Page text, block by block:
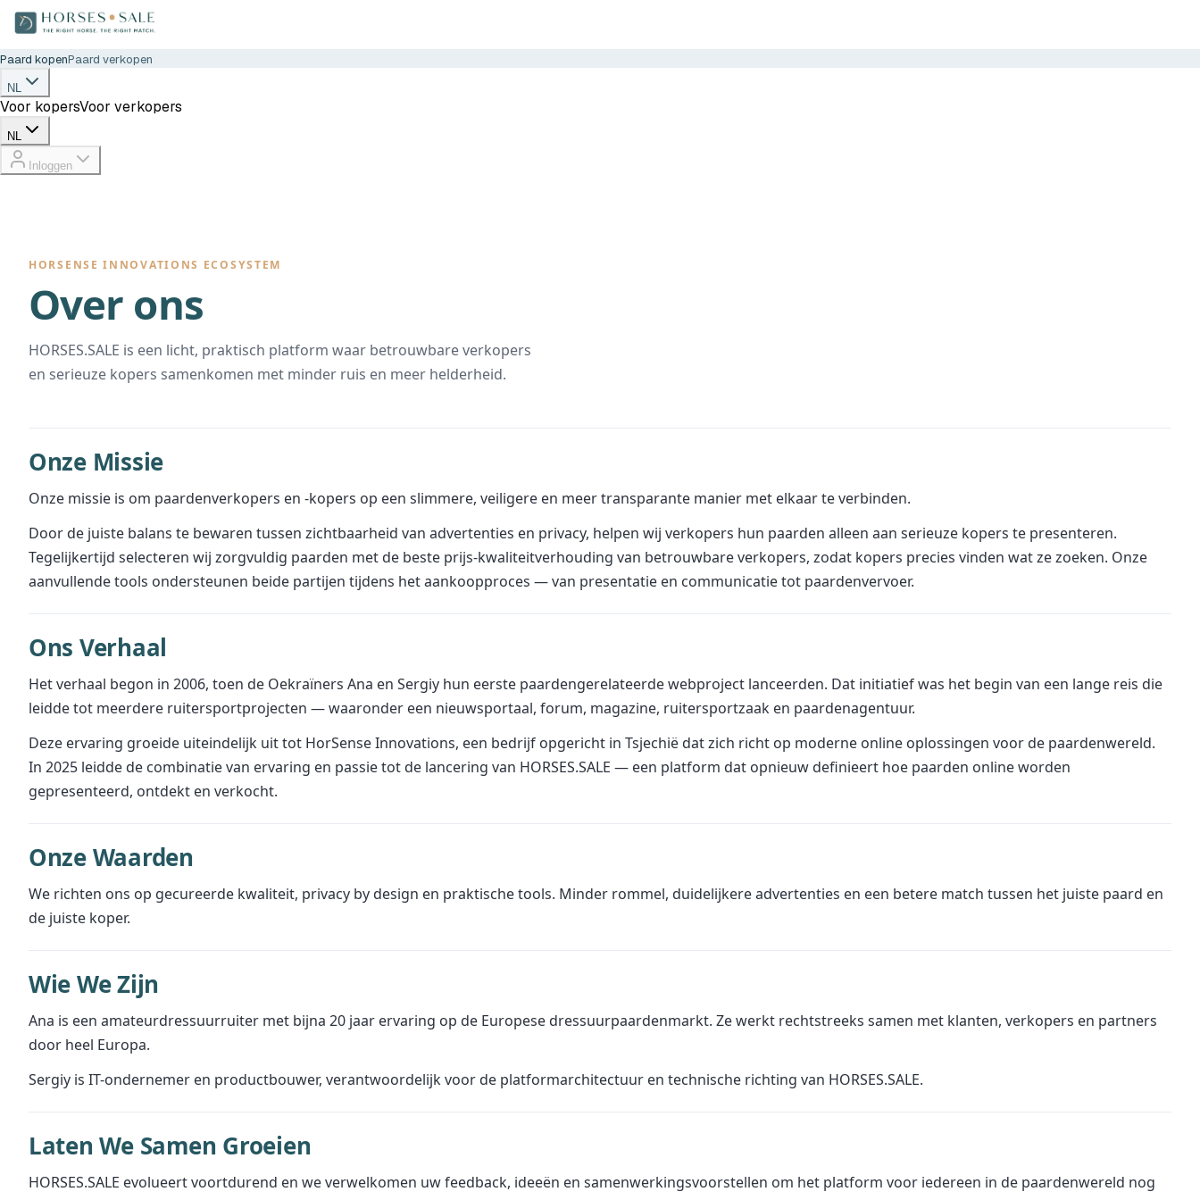
Paard kopenPaard verkopen
NL
Voor kopersVoor verkopers
NL
Inloggen
HORSENSE INNOVATIONS ECOSYSTEM
Over ons
HORSES.SALE is een licht, praktisch platform waar betrouwbare verkopers
en serieuze kopers samenkomen met minder ruis en meer helderheid.
Onze Missie
Onze missie is om paardenverkopers en -kopers op een slimmere, veiligere en meer transparante manier met elkaar te verbinden.
Door de juiste balans te bewaren tussen zichtbaarheid van advertenties en privacy, helpen wij verkopers hun paarden alleen aan serieuze kopers te presenteren.
Tegelijkertijd selecteren wij zorgvuldig paarden met de beste prijs-kwaliteitverhouding van betrouwbare verkopers, zodat kopers precies vinden wat ze zoeken. Onze
aanvullende tools ondersteunen beide partijen tijdens het aankoopproces — van presentatie en communicatie tot paardenvervoer.
Ons Verhaal
Het verhaal begon in 2006, toen de Oekraïners Ana en Sergiy hun eerste paardengerelateerde webproject lanceerden. Dat initiatief was het begin van een lange reis die
leidde tot meerdere ruitersportprojecten — waaronder een nieuwsportaal, forum, magazine, ruitersportzaak en paardenagentuur.
Deze ervaring groeide uiteindelijk uit tot HorSense Innovations, een bedrijf opgericht in Tsjechië dat zich richt op moderne online oplossingen voor de paardenwereld.
In 2025 leidde de combinatie van ervaring en passie tot de lancering van HORSES.SALE — een platform dat opnieuw definieert hoe paarden online worden
gepresenteerd, ontdekt en verkocht.
Onze Waarden
We richten ons op gecureerde kwaliteit, privacy by design en praktische tools. Minder rommel, duidelijkere advertenties en een betere match tussen het juiste paard en
de juiste koper.
Wie We Zijn
Ana is een amateurdressuurruiter met bijna 20 jaar ervaring op de Europese dressuurpaardenmarkt. Ze werkt rechtstreeks samen met klanten, verkopers en partners
door heel Europa.
Sergiy is IT-ondernemer en productbouwer, verantwoordelijk voor de platformarchitectuur en technische richting van HORSES.SALE.
Laten We Samen Groeien
HORSES.SALE evolueert voortdurend en we verwelkomen uw feedback, ideeën en samenwerkingsvoorstellen om het platform voor iedereen in de paardenwereld nog